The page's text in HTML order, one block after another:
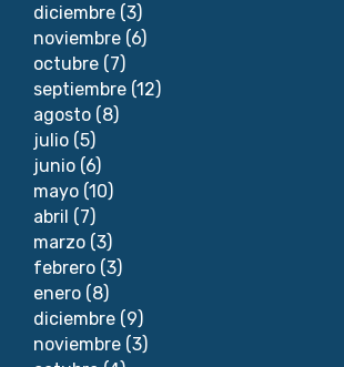
diciembre (3)
noviembre (6)
octubre (7)
septiembre (12)
agosto (8)
julio (5)
junio (6)
mayo (10)
abril (7)
marzo (3)
febrero (3)
enero (8)
diciembre (9)
noviembre (3)